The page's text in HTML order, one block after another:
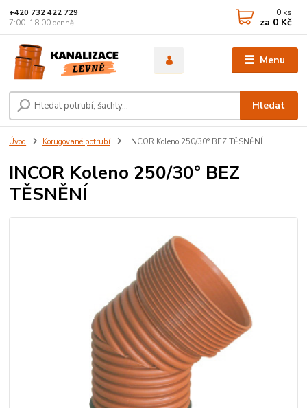
Menu
Hledat
+420 732 422 729
7:00–18:00 denně
0 ks
za 0 Kč
Úvod Korugované potrubí INCOR Koleno 250/30° BEZ TĚSNĚNÍ
INCOR Koleno 250/30° BEZ
TĚSNĚNÍ